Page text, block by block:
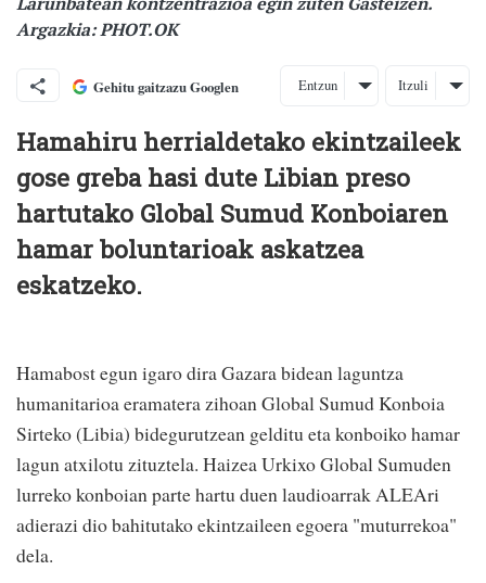
Argazkia: PHOT.OK
Gehitu gaitzazu Googlen Entzun Itzuli
Hamahiru herrialdetako ekintzaileek
gose greba hasi dute Libian preso
hartutako Global Sumud Konboiaren
hamar boluntarioak askatzea
eskatzeko.
Hamabost egun igaro dira Gazara bidean laguntza
humanitarioa eramatera zihoan Global Sumud Konboia
Sirteko (Libia) bidegurutzean gelditu eta konboiko hamar
lagun atxilotu zituztela. Haizea Urkixo Global Sumuden
lurreko konboian parte hartu duen laudioarrak ALEAri
adierazi dio bahitutako ekintzaileen egoera "muturrekoa"
dela.